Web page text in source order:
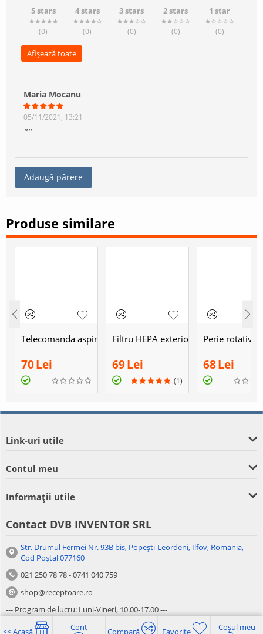
5 stars
(0)
4 stars
(0)
3 stars
(0)
2 stars
(0)
1 star
(0)
Afișează toate
Maria Mocanu
05/11/2021, 13:21
Adaugă părere
Produse similare
Telecomanda aspirator robot Home Robot RV400
70Lei
Filtru HEPA exterior aspirator Tesla
69Lei
(1)
Perie rotativa
68Lei
Link-uri utile
Contul meu
Informații utile
Contact DVB INVENTOR SRL
Str. Drumul Fermei Nr. 93B bis, Popești-Leordeni, Ilfov, Romania,
Cod Poștal 077160
021 250 78 78 - 0741 040 759
shop@receptoare.ro
--- Program de lucru: Luni-Vineri, 10.00-17.00 ---
<< Acasă Cont Compară Favorite Coșul meu